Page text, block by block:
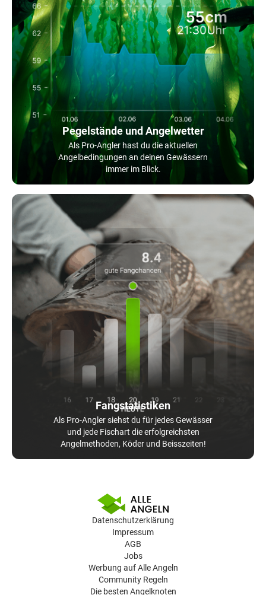
Pegelstände und Angelwetter
Als Pro-Angler hast du die aktuellen
Angelbedingungen an deinen Gewässern
immer im Blick.
Fangstatistiken
Als Pro-Angler siehst du für jedes Gewässer
und jede Fischart die erfolgreichsten
Angelmethoden, Köder und Beisszeiten!
Datenschutzerklärung
Impressum
AGB
Jobs
Werbung auf Alle Angeln
Community Regeln
Die besten Angelknoten